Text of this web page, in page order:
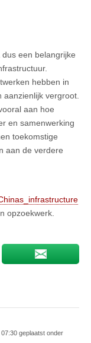
een belangrijke
hebben in
vergroot.
aan hoe
en samenwerking
toekomstige
aan de verdere
opzoekwerk.
geplaatst onder